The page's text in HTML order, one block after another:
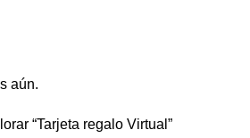
aún.
“Tarjeta regalo Virtual”